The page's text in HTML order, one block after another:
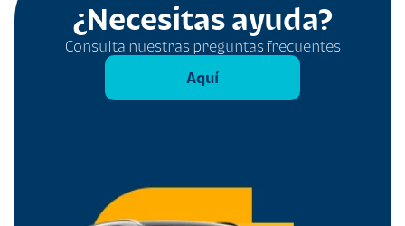
¿Necesitas ayuda?
Consulta nuestras preguntas frecuentes
Aquí